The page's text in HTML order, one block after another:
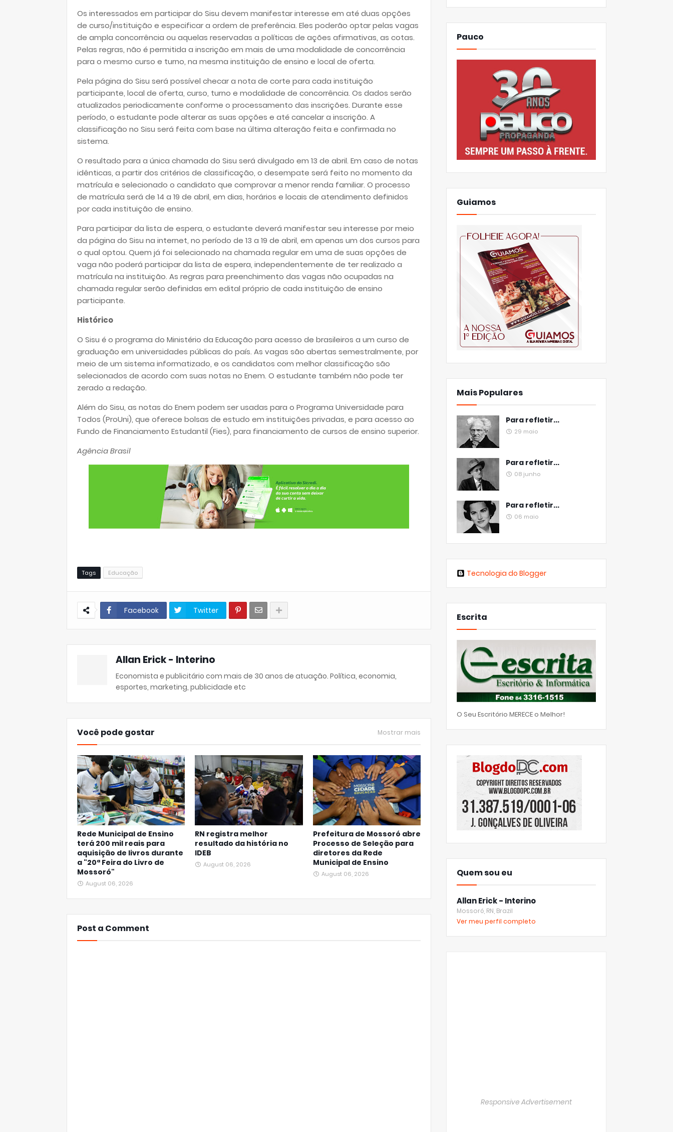
Os interessados em participar do Sisu devem manifestar interesse em até duas opções
de curso/instituição e especificar a ordem de preferência. Eles poderão optar pelas vagas
de ampla concorrência ou aquelas reservadas a políticas de ações afirmativas, as cotas.
Pelas regras, não é permitida a inscrição em mais de uma modalidade de concorrência
para o mesmo curso e turno, na mesma instituição de ensino e local de oferta.
Pela página do Sisu será possível checar a nota de corte para cada instituição
participante, local de oferta, curso, turno e modalidade de concorrência. Os dados serão
atualizados periodicamente conforme o processamento das inscrições. Durante esse
período, o estudante pode alterar as suas opções e até cancelar a inscrição. A
classificação no Sisu será feita com base na última alteração feita e confirmada no
sistema.
O resultado para a única chamada do Sisu será divulgado em 13 de abril. Em caso de notas
idênticas, a partir dos critérios de classificação, o desempate será feito no momento da
matrícula e selecionado o candidato que comprovar a menor renda familiar. O processo
de matrícula será de 14 a 19 de abril, em dias, horários e locais de atendimento definidos
por cada instituição de ensino.
Para participar da lista de espera, o estudante deverá manifestar seu interesse por meio
da página do Sisu na internet, no período de 13 a 19 de abril, em apenas um dos cursos para
o qual optou. Quem já foi selecionado na chamada regular em uma de suas opções de
vaga não poderá participar da lista de espera, independentemente de ter realizado a
matrícula na instituição. As regras para preenchimento das vagas não ocupadas na
chamada regular serão definidas em edital próprio de cada instituição de ensino
participante.
Histórico
O Sisu é o programa do Ministério da Educação para acesso de brasileiros a um curso de
graduação em universidades públicas do país. As vagas são abertas semestralmente, por
meio de um sistema informatizado, e os candidatos com melhor classificação são
selecionados de acordo com suas notas no Enem. O estudante também não pode ter
zerado a redação.
Além do Sisu, as notas do Enem podem ser usadas para o Programa Universidade para
Todos (ProUni), que oferece bolsas de estudo em instituições privadas, e para acesso ao
Fundo de Financiamento Estudantil (Fies), para financiamento de cursos de ensino superior.
Agência Brasil
Tags Educação
Facebook Twitter
Allan Erick - Interino
Economista e publicitário com mais de 30 anos de atuação. Política, economia,
esportes, marketing, publicidade etc
Você pode gostar Mostrar mais
Rede Municipal de Ensino
terá 200 mil reais para
aquisição de livros durante
a "20ª Feira do Livro de
Mossoró"
August 06, 2026
RN registra melhor
resultado da história no
IDEB
August 06, 2026
Prefeitura de Mossoró abre
Processo de Seleção para
diretores da Rede
Municipal de Ensino
August 06, 2026
Post a Comment
Pauco
Guiamos
Mais Populares
Para refletir...
29 maio
Para refletir...
08 junho
Para refletir...
06 maio
Tecnologia do Blogger
Escrita
O Seu Escritório MERECE o Melhor!
Quem sou eu
Allan Erick - Interino
Mossoró, RN, Brazil
Ver meu perfil completo
Responsive Advertisement